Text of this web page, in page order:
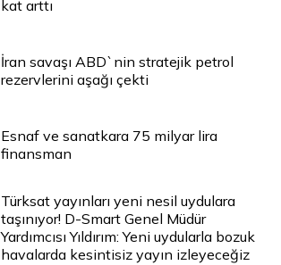
kat arttı
İran savaşı ABD`nin stratejik petrol
rezervlerini aşağı çekti
Esnaf ve sanatkara 75 milyar lira
finansman
Türksat yayınları yeni nesil uydulara
taşınıyor! D-Smart Genel Müdür
Yardımcısı Yıldırım: Yeni uydularla bozuk
havalarda kesintisiz yayın izleyeceğiz